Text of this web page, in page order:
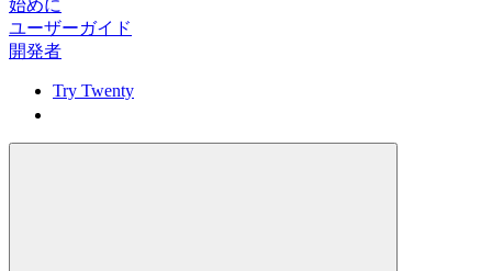
始めに
ユーザーガイド
開発者
Try Twenty